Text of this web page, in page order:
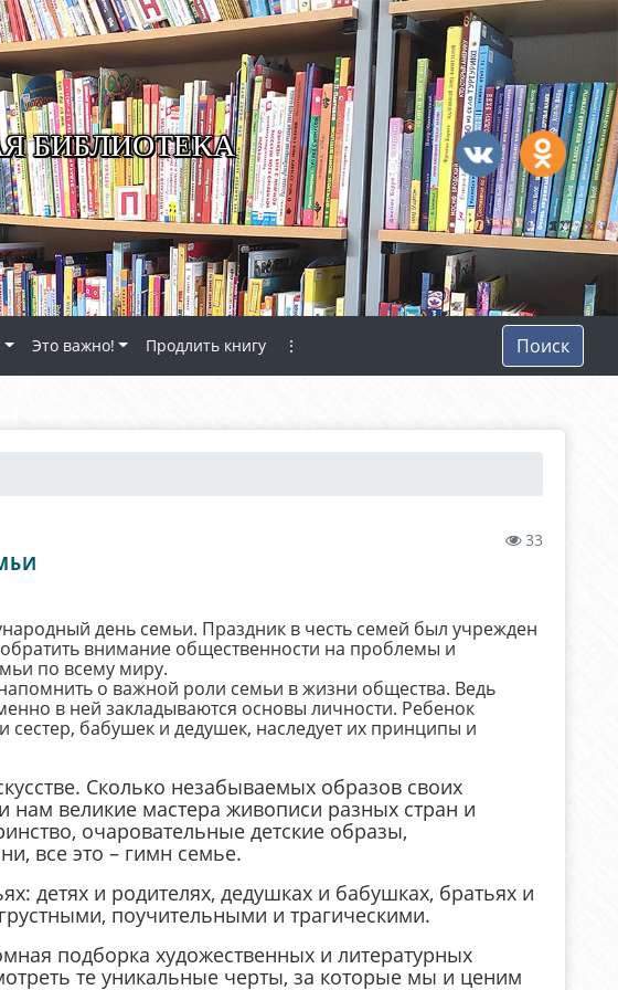
БИБЛИОТЕКА
Это важно! Продлить книгу ⋮ Поиск
33
день семьи. Праздник в честь семей был учрежден
внимание общественности на проблемы и
по всему миру.
о важной роли семьи в жизни общества. Ведь
в ней закладываются основы личности. Ребенок
сестер, бабушек и дедушек, наследует их принципы и
Сколько незабываемых образов своих
нам великие мастера живописи разных стран и
очаровательные детские образы,
все это – гимн семье.
детях и родителях, дедушках и бабушках, братьях и
поучительными и трагическими.
подборка художественных и литературных
те уникальные черты, за которые мы и ценим